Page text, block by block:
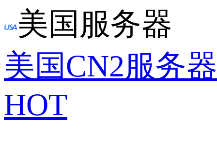
美国服务器
美国CN2服务器
HOT